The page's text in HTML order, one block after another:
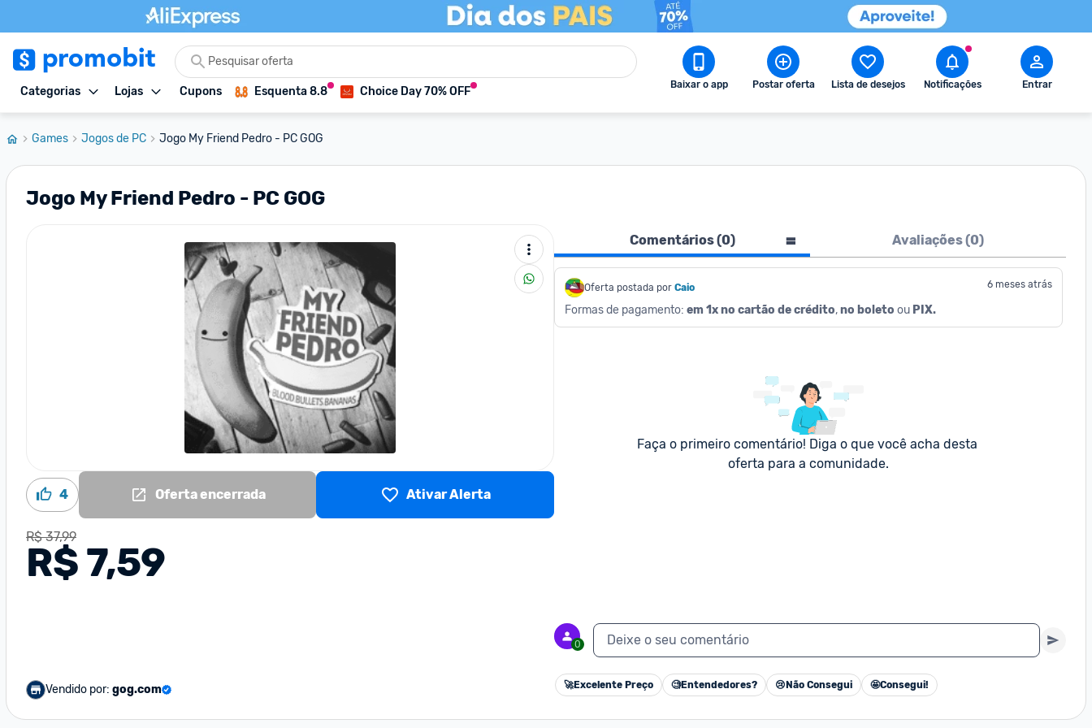
Categorias Lojas Cupons Esquenta 8.8 Choice Day 70% OFF Baixar o app Postar oferta Lista de desejos Notificações Entrar
Games Jogos de PC Jogo My Friend Pedro - PC GOG
Jogo My Friend Pedro - PC GOG
4 Oferta encerrada Ativar Alerta
R$ 37,99
R$ 7,59
Vendido por: gog.com
Comentários (0) Avaliações (0)
Oferta postada por Caio 6 meses atrás
Formas de pagamento: em 1x no cartão de crédito, no boleto ou PIX.
Faça o primeiro comentário! Diga o que você acha desta
oferta para a comunidade.
0 Deixe o seu comentário
🚀Excelente Preço 🧐Entendedores? 😢 Não Consegui 🤩Consegui!